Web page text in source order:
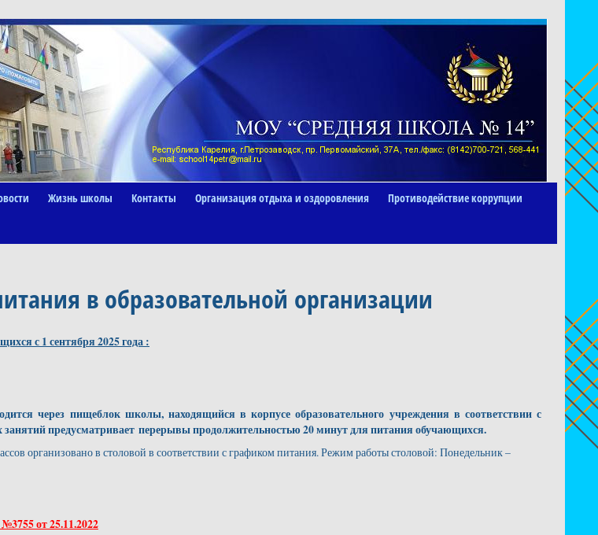
Жизнь школы Контакты Организация отдыха и оздоровления Противодействие коррупции
в образовательной организации
с 1 сентября 2025 года :
через пищеблок школы, находящийся в корпусе образовательного учреждения в соответствии с
предусматривает перерывы продолжительностью 20 минут для питания обучающихся.
организовано в столовой в соответствии с графиком питания. Режим работы столовой: Понедельник –
от 25.11.2022